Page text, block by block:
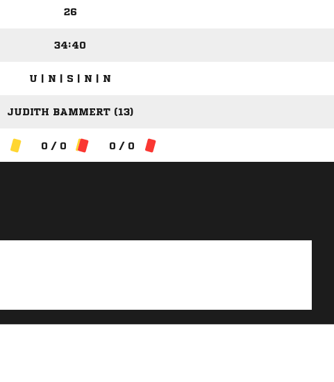
26
34:40
U | N | S | N | N
JUDITH BAMMERT (13)
0 / 0 0 / 0